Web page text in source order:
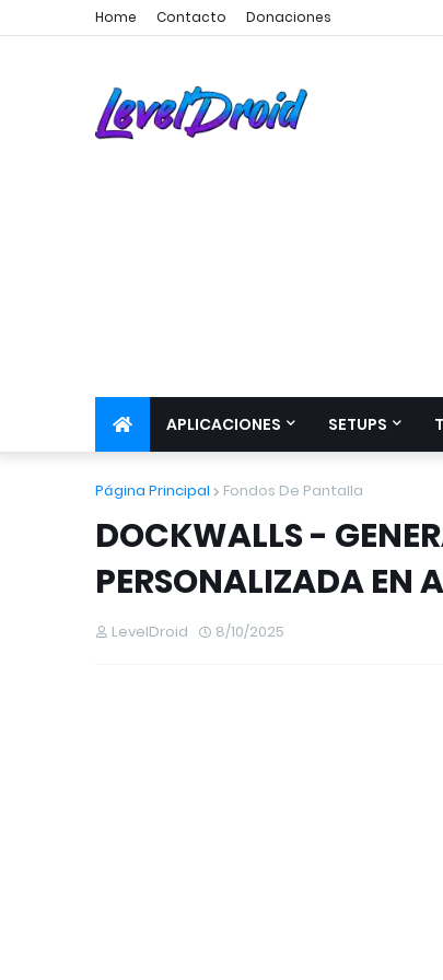
Home Contacto Donaciones
APLICACIONES SETUPS
Página Principal Fondos De Pantalla
DOCKWALLS -
PERSONALIZADA EN
LevelDroid 8/10/2025